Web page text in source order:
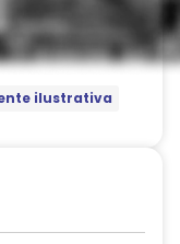
ilustrativa